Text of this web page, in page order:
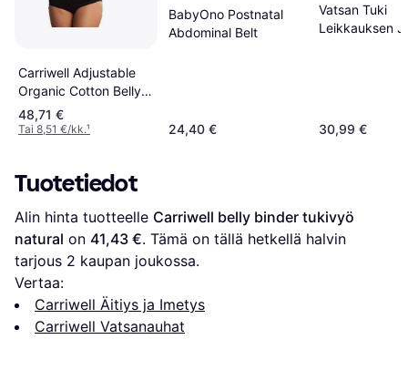
Carriwell Adjustable
Organic Cotton Belly
Binder
48,71 €
Tai 8,51 €/kk.¹
BabyOno Postnatal
Abdominal Belt
24,40 €
Vatsan Tuki
Leikkauksen
30,99 €
Tuotetiedot
Alin hinta tuotteelle Carriwell belly binder tukivyö
natural on 41,43 €. Tämä on tällä hetkellä halvin
tarjous 2 kaupan joukossa.
Vertaa:
Carriwell Äitiys ja Imetys
Carriwell Vatsanauhat